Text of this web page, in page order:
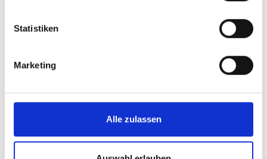
Statistiken
Marketing
Alle zulassen